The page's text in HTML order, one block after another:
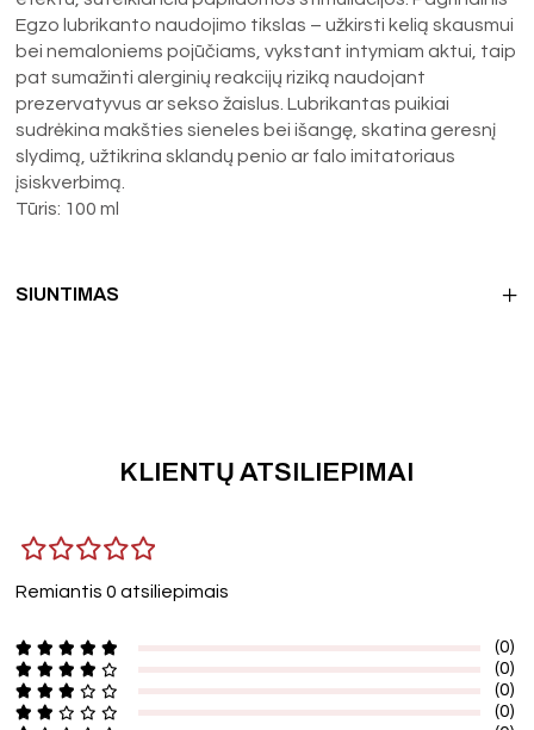
Egzo lubrikanto naudojimo tikslas – užkirsti kelią skausmui
bei nemaloniems pojūčiams, vykstant intymiam aktui, taip
pat sumažinti alerginių reakcijų riziką naudojant
prezervatyvus ar sekso žaislus. Lubrikantas puikiai
sudrėkina makšties sieneles bei išangę, skatina geresnį
slydimą, užtikrina sklandų penio ar falo imitatoriaus
įsiskverbimą.
Tūris: 100 ml
SIUNTIMAS
KLIENTŲ ATSILIEPIMAI
Remiantis 0 atsiliepimais
(0)
(0)
(0)
(0)